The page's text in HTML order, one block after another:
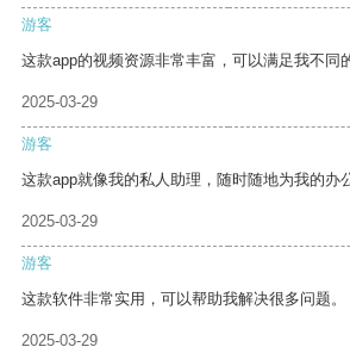
游客
这款app的视频资源非常丰富，可以满足我不同
2025-03-29
游客
这款app就像我的私人助理，随时随地为我的办
2025-03-29
游客
这款软件非常实用，可以帮助我解决很多问题。
2025-03-29